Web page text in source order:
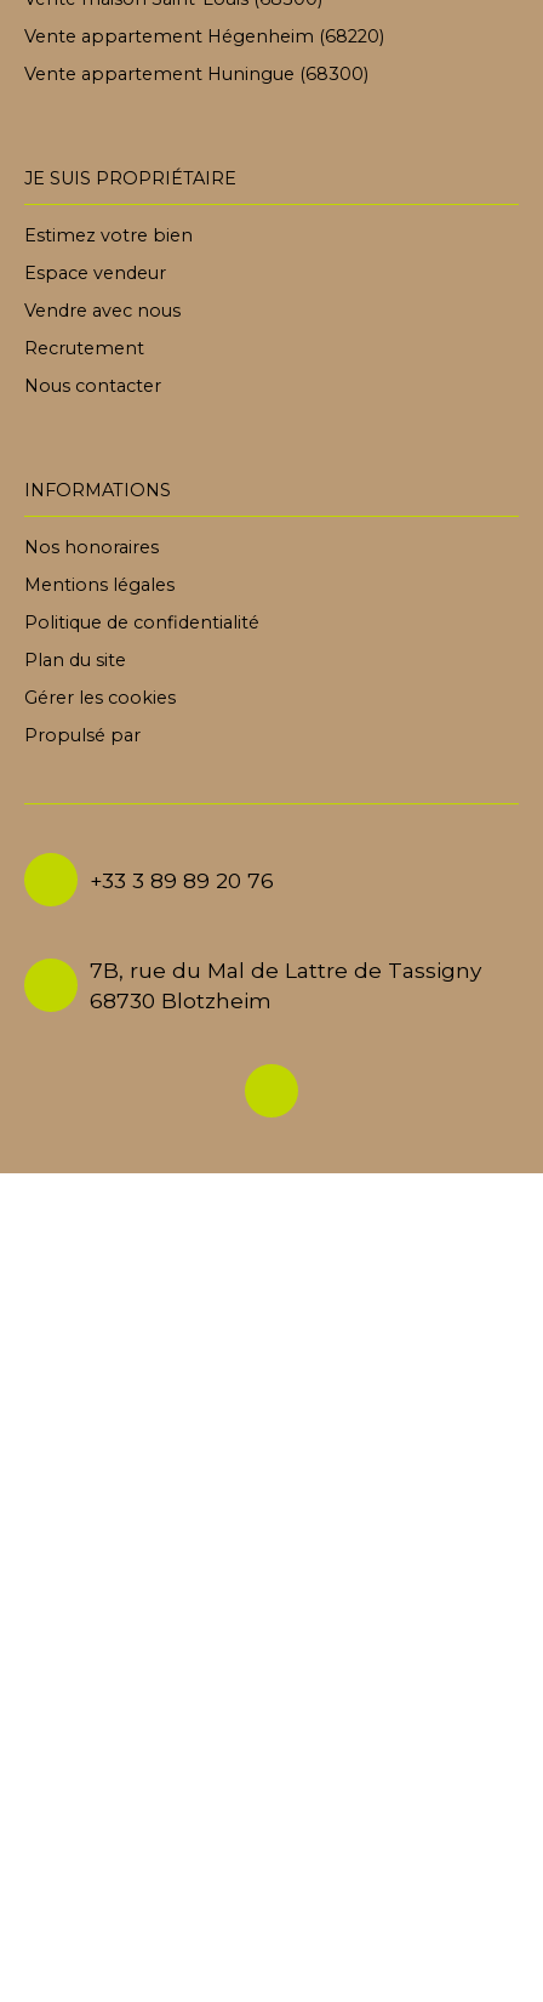
Vente appartement Hégenheim (68220)
Vente appartement Huningue (68300)
JE SUIS PROPRIÉTAIRE
Estimez votre bien
Espace vendeur
Vendre avec nous
Recrutement
Nous contacter
INFORMATIONS
Nos honoraires
Mentions légales
Politique de confidentialité
Plan du site
Gérer les cookies
Propulsé par
+33 3 89 89 20 76
7B, rue du Mal de Lattre de Tassigny
68730 Blotzheim